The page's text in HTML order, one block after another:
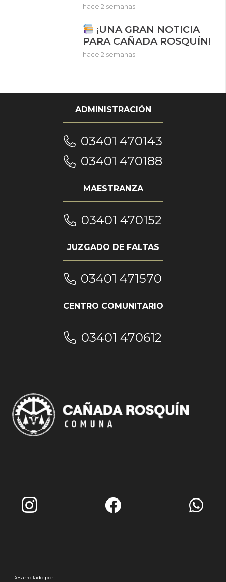
hace 2 semanas
¡UNA GRAN NOTICIA
PARA CAÑADA ROSQUÍN!
hace 2 semanas
ADMINISTRACIÓN
03401 470143
03401 470188
MAESTRANZA
03401 470152
JUZGADO DE FALTAS
03401 471570
CENTRO COMUNITARIO
03401 470612
Desarrollado por: